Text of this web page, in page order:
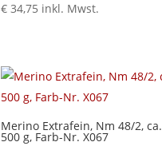
€34,75 inkl. Mwst.
Merino Extrafein, Nm 48/2, ca.
500 g, Farb-Nr. X067